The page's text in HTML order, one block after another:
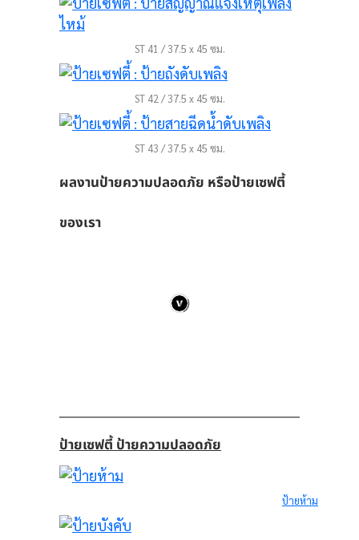
ST 41 / 37.5 x 45 ซม.
ST 42 / 37.5 x 45 ซม.
ST 43 / 37.5 x 45 ซม.
ผลงานป้ายความปลอดภัย หรือป้ายเซฟตี้
ของเรา
ป้ายเซฟตี้ ป้ายความปลอดภัย
ป้ายห้าม